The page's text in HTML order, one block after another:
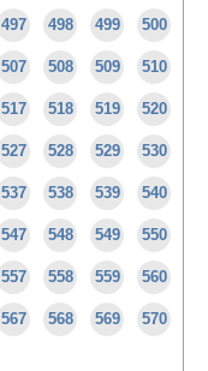
497 498 499 500
507 508 509 510
517 518 519 520
527 528 529 530
537 538 539 540
547 548 549 550
557 558 559 560
567 568 569 570